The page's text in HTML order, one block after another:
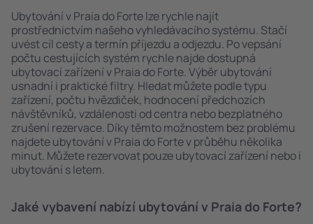
Ubytování v Praia do Forte lze rychle najít
prostřednictvím našeho vyhledávacího systému. Stačí
uvést cíl cesty a termín příjezdu a odjezdu. Po vepsání
počtu cestujících systém rychle najde dostupná
ubytovací zařízení v Praia do Forte. Výběr ubytování
usnadní i praktické filtry. Hledat můžete podle typu
zařízení, počtu hvězdiček, hodnocení předchozích
návštěvníků, vzdálenosti od centra nebo bezplatného
zrušení rezervace. Díky těmto možnostem bez problému
najdete ubytování v Praia do Forte v průběhu několika
minut. Můžete rezervovat pouze ubytovací zařízení nebo i
ubytování s letem.
Jaké vybavení nabízí ubytování v Praia do Forte?